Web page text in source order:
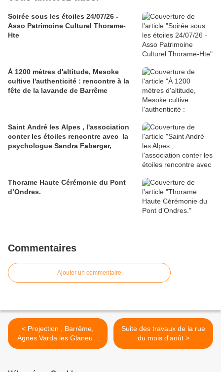
Soirée sous les étoiles 24/07/26 -
Asso Patrimoine Culturel Thorame-
Hte
À 1200 mètres d'altitude, Mesoke
cultive l'authenticité : rencontre à la
fête de la lavande de Barrême
Saint André les Alpes , l'association
conter les étoiles rencontre avec la
psychologue Sandra Faberger,
Thorame Haute Cérémonie du Pont
d’Ondres.
Commentaires
Ajouter un commentaire
< Projection , Barrême,
Agnes Varda les Glaneurs
et la glaneuse (Art de Mai)
Suite des travaux de la rue
du mois d'août >